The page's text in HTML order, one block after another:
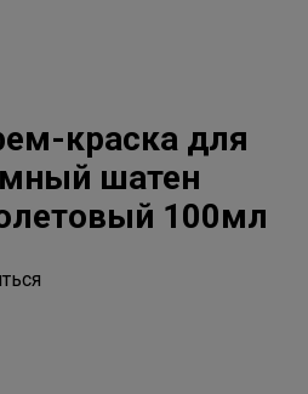
краска для
шатен
100мл